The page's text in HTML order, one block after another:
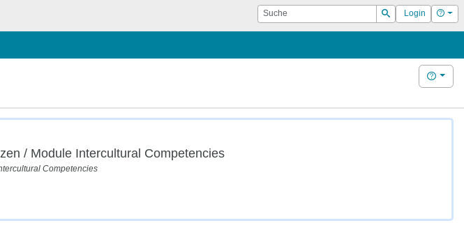
Suche
Suchen
Login Hilfe
Hilfe
/ Module Intercultural Competencies
Competencies